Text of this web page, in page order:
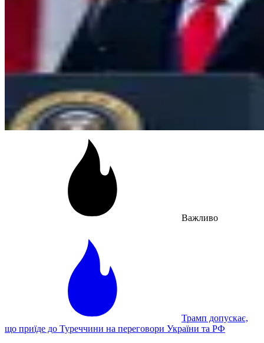
Важливо
Трамп допускає,
що приїде до Туреччини на переговори України та РФ